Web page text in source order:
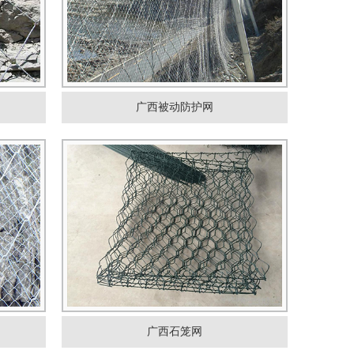
广西被动防护网
广西石笼网